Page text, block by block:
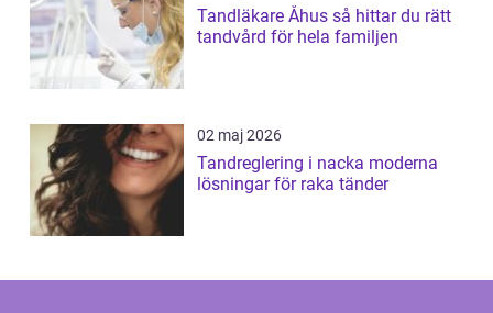
Tandläkare Åhus så hittar du rätt
tandvård för hela familjen
02 maj 2026
Tandreglering i nacka moderna
lösningar för raka tänder